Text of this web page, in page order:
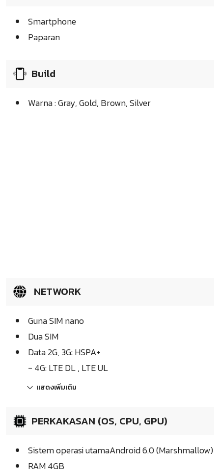
Smartphone
Paparan
Build
Warna : Gray, Gold, Brown, Silver
NETWORK
Guna SIM nano
Dua SIM
Data 2G, 3G: HSPA+
- 4G: LTE DL , LTE UL
แสดงเพิ่มเติม
PERKAKASAN (OS, CPU, GPU)
Sistem operasi utamaAndroid 6.0 (Marshmallow)
RAM 4GB